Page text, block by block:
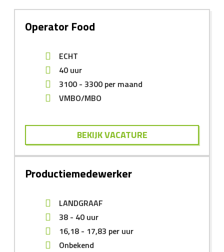
Operator Food
ECHT
40 uur
3100 - 3300 per maand
VMBO/MBO
BEKIJK VACATURE
Productiemedewerker
LANDGRAAF
38 - 40 uur
16,18 - 17,83 per uur
Onbekend